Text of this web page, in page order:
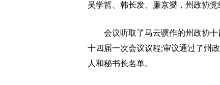
吴学哲、韩长发、廉京燮，州政协党
会议听取了马云骥作的州政协十
十四届一次会议议程;审议通过了州
人和秘书长名单。